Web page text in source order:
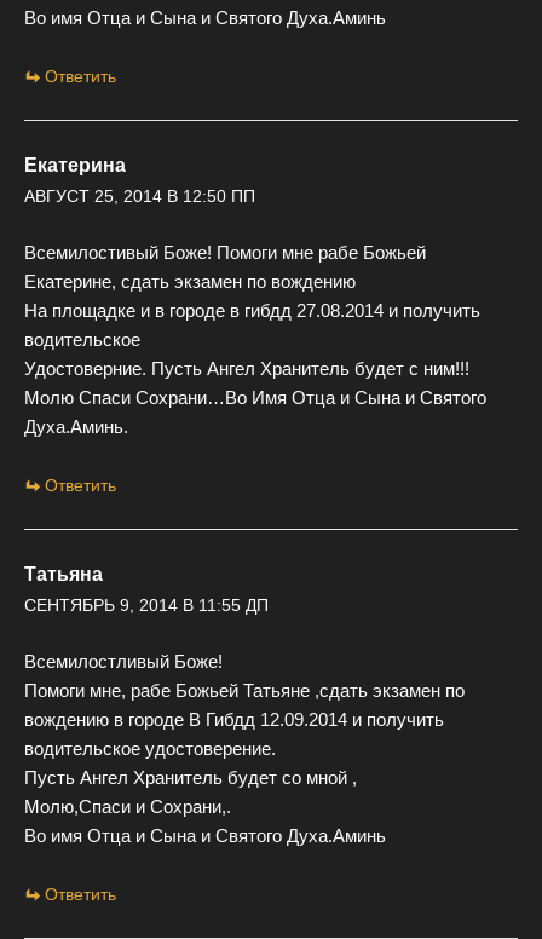
Во имя Отца и Сына и Святого Духа.Аминь
Ответить
Екатерина
АВГУСТ 25, 2014 В 12:50 ПП
Всемилостивый Боже! Помоги мне рабе Божьей
Екатерине, сдать экзамен по вождению
На площадке и в городе в гибдд 27.08.2014 и получить
водительское
Удостоверние. Пусть Ангел Хранитель будет с ним!!!
Молю Спаси Сохрани…Во Имя Отца и Сына и Святого
Духа.Аминь.
Ответить
Татьяна
СЕНТЯБРЬ 9, 2014 В 11:55 ДП
Всемилостливый Боже!
Помоги мне, рабе Божьей Татьяне ,сдать экзамен по
вождению в городе В Гибдд 12.09.2014 и получить
водительское удостоверение.
Пусть Ангел Хранитель будет со мной ,
Молю,Спаси и Сохрани,.
Во имя Отца и Сына и Святого Духа.Аминь
Ответить